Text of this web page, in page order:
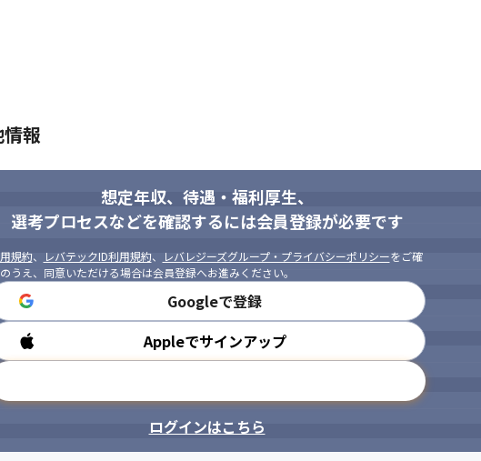
報
想定年収、待遇・福利厚生、
選考プロセスなどを確認するには会員登録が必要です
規約、 レバテックID利用規約、 レバレジーズグループ・プライバシーポリシーをご確
うえ、同意いただける場合は会員登録へお進みください。
Googleで登録
Appleでサインアップ
ログインはこちら